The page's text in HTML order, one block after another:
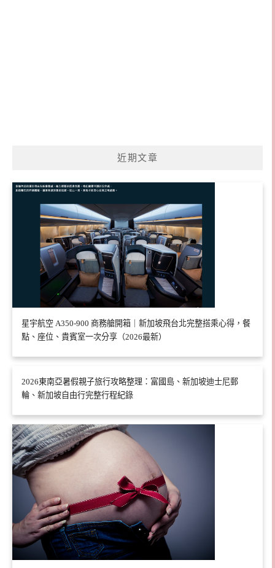
近期文章
星宇航空 A350-900 商務艙開箱｜新加坡飛台北完整搭乘心得，餐
點、座位、貴賓室一次分享（2026最新）
2026東南亞暑假親子旅行攻略整理：富國島、新加坡迪士尼郵
輪、新加坡自由行完整行程紀錄